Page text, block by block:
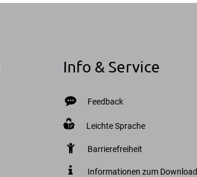
Info & Service
Feedback
Leichte Sprache
Barrierefreiheit
Informationen zum Download